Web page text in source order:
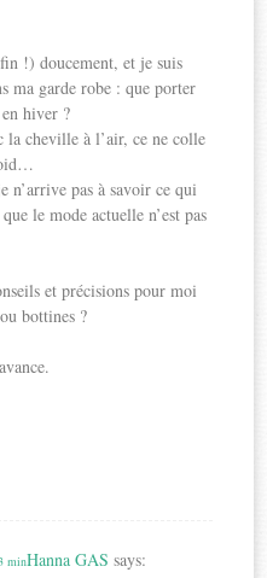
!) doucement, et je suis
ma garde robe : que porter
hiver ?
la cheville à l’air, ce ne colle
n’arrive pas à savoir ce qui
le mode actuelle n’est pas
et précisions pour moi
bottines ?
Hanna GAS says:
min